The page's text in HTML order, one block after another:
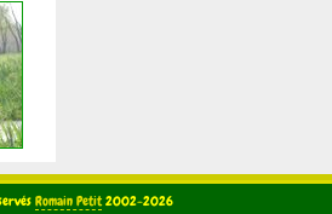
Romain Petit2002-2026